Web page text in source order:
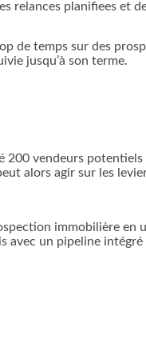
relances planifiees et
de temps sur des
jusqu’à son terme.
vendeurs
alors agir sur les
immobilière en
avec un pipeline